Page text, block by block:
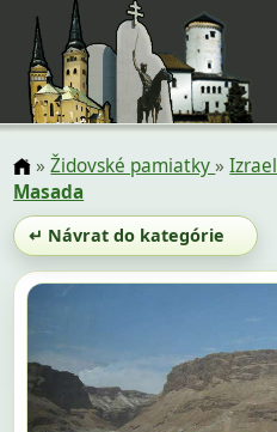
»Židovské pamiatky»
Masada
↵ Návrat do kategórie